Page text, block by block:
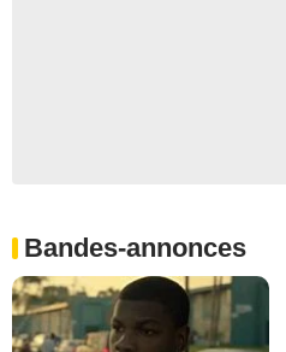
Bandes-annonces